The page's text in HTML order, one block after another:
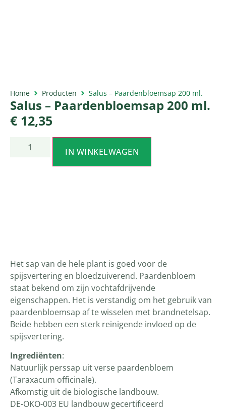
Home Producten Salus – Paardenbloemsap 200 ml.
Salus – Paardenbloemsap 200 ml.
€ 12,35
IN WINKELWAGEN
Het sap van de hele plant is goed voor de
spijsvertering en bloedzuiverend. Paardenbloem
staat bekend om zijn vochtafdrijvende
eigenschappen. Het is verstandig om het gebruik van
paardenbloemsap af te wisselen met brandnetelsap.
Beide hebben een sterk reinigende invloed op de
spijsvertering.
Ingrediënten:
Natuurlijk perssap uit verse paardenbloem
(Taraxacum officinale).
Afkomstig uit de biologische landbouw.
DE-OKO-003 EU landbouw gecertificeerd